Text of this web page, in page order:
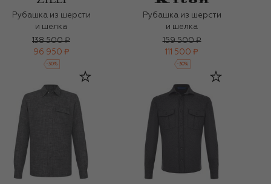
Рубашка из шерсти
и шелка
138 500 ₽
96 950 ₽
-30%
Рубашка из шерсти
и шелка
159 500 ₽
111 500 ₽
-30%